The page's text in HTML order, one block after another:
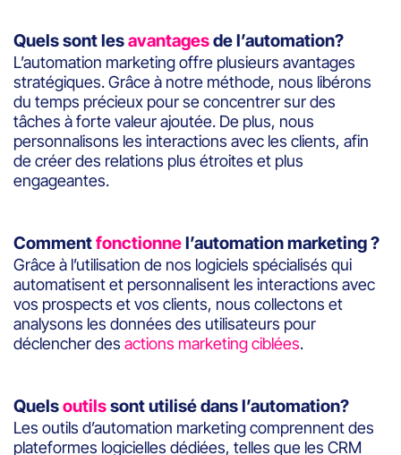
Quels sont lesavantagesde l’automation?
L’automation marketing offre plusieurs avantages
stratégiques. Grâce à notre méthode, nous libérons
du temps précieux pour se concentrer sur des
tâches à forte valeur ajoutée. De plus, nous
personnalisons les interactions avec les clients, afin
de créer des relations plus étroites et plus
engageantes.
Commentfonctionnel’automation marketing ?
Grâce à l’utilisation de nos logiciels spécialisés qui
automatisent et personnalisent les interactions avec
vos prospects et vos clients, nous collectons et
analysons les données des utilisateurs pour
déclencher des actions marketing ciblées.
Quelsoutilssont utilisé dans l’automation?
Les outils d’automation marketing comprennent des
plateformes logicielles dédiées, telles que les CRM